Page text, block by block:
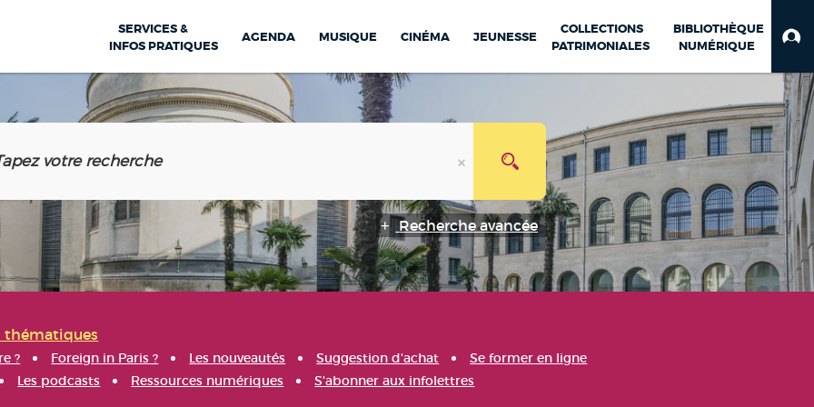
SERVICES &
INFOS PRATIQUES
AGENDA MUSIQUE CINÉMA JEUNESSE
COLLECTIONS
PATRIMONIALES
BIBLIOTHÈQUE
NUMÉRIQUE
Recherche avancée
thématiques
? Foreign in Paris ? Les nouveautés Suggestion d'achat
Se former en ligne
Les podcasts Ressources numériques S'abonner aux infolettres